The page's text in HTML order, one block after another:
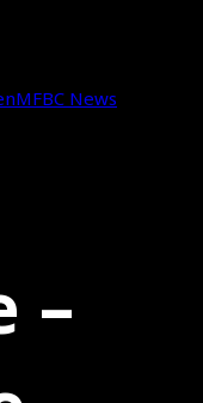
MFBC News
–